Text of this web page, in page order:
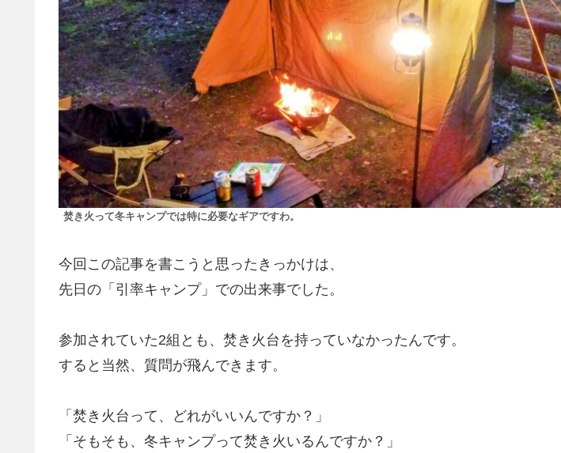
焚き火って冬キャンプでは特に必要なギアですわ。
今回この記事を書こうと思ったきっかけは、
先日の「引率キャンプ」での出来事でした。
参加されていた2組とも、焚き火台を持っていなかったんです。
すると当然、質問が飛んできます。
「焚き火台って、どれがいいんですか？」
「そもそも、冬キャンプって焚き火いるんですか？」